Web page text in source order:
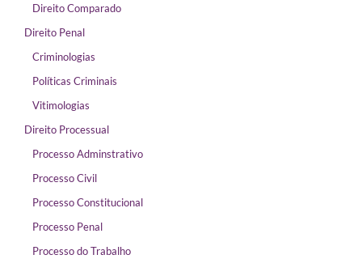
Direito Comparado
Direito Penal
Criminologias
Políticas Criminais
Vitimologias
Direito Processual
Processo Adminstrativo
Processo Civil
Processo Constitucional
Processo Penal
Processo do Trabalho